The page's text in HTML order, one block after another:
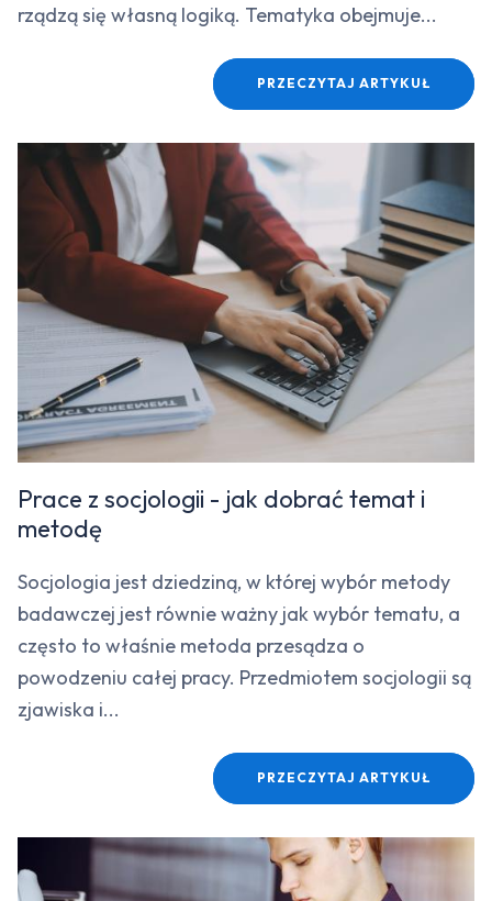
rządzą się własną logiką. Tematyka obejmuje...
PRZECZYTAJ ARTYKUŁ
Prace z socjologii - jak dobrać temat i
metodę
Socjologia jest dziedziną, w której wybór metody
badawczej jest równie ważny jak wybór tematu, a
często to właśnie metoda przesądza o
powodzeniu całej pracy. Przedmiotem socjologii są
zjawiska i...
PRZECZYTAJ ARTYKUŁ